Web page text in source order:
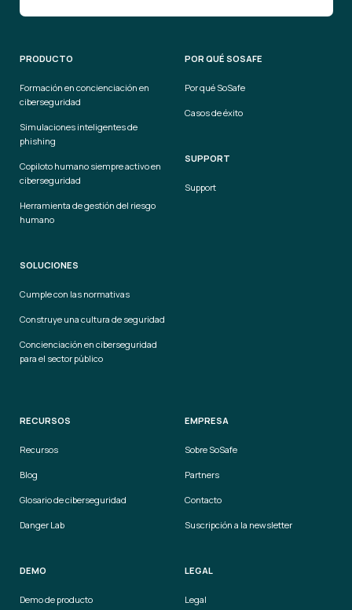
PRODUCTO
Formación en concienciación en
ciberseguridad
Simulaciones inteligentes de
phishing
Copiloto humano siempre activo en
ciberseguridad
Herramienta de gestión del riesgo
humano
SOLUCIONES
Cumple con las normativas
Construye una cultura de seguridad
Concienciación en ciberseguridad
para el sector público
POR QUÉ SOSAFE
Por qué SoSafe
Casos de éxito
SUPPORT
Support
RECURSOS
Recursos
Blog
Glosario de ciberseguridad
Danger Lab
DEMO
Demo de producto
EMPRESA
Sobre SoSafe
Partners
Contacto
Suscripción a la newsletter
LEGAL
Legal